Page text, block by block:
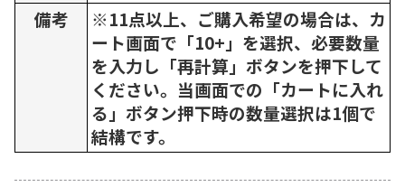
備考
※11点以上、ご購入希望の場合は、カ
ート画面で「10+」を選択、必要数量
を入力し「再計算」ボタンを押下して
ください。当画面での「カートに入れ
る」ボタン押下時の数量選択は1個で
結構です。